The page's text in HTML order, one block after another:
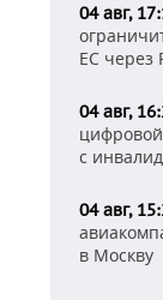
04 авг,
ЕС через
04 авг,
с
04 авг,
в Москву